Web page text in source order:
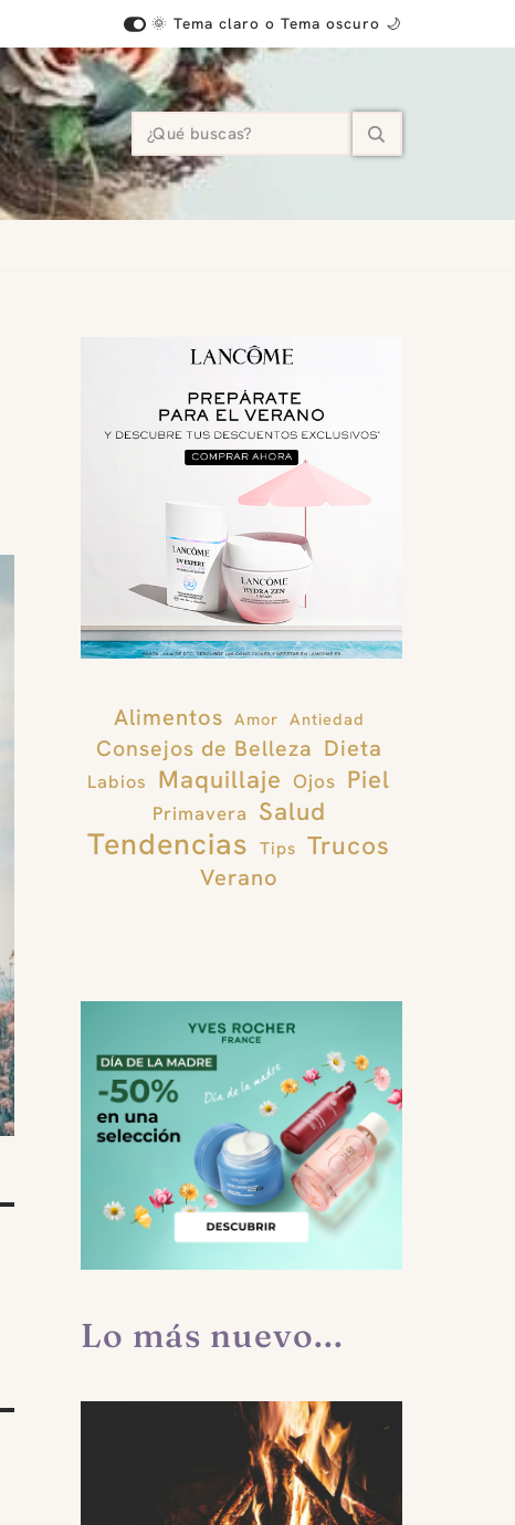
🌞 Tema claro o Tema oscuro 🌙
Alimentos Amor Antiedad
Consejos de Belleza Dieta
Labios Maquillaje Ojos Piel
Primavera Salud
Tendencias Tips Trucos
Verano
Lo más nuevo...